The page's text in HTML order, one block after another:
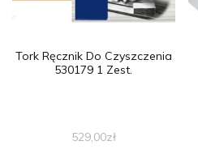
Tork Ręcznik Do Czyszczenia
530179 1 Zest.
529,00zł